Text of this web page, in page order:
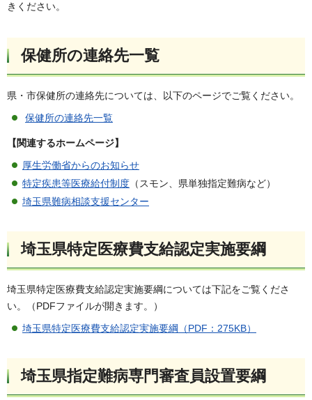
きください。
保健所の連絡先一覧
県・市保健所の連絡先については、以下のページでご覧ください。
保健所の連絡先一覧
【関連するホームページ】
厚生労働省からのお知らせ
特定疾患等医療給付制度 （スモン、県単独指定難病など）
埼玉県難病相談支援センター
埼玉県特定医療費支給認定実施要綱
埼玉県特定医療費支給認定実施要綱については下記をご覧くださ
い。（PDFファイルが開きます。）
埼玉県特定医療費支給認定実施要綱（PDF：275KB）
埼玉県指定難病専門審査員設置要綱